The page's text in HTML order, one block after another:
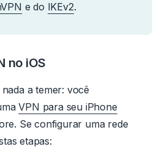
e do IKEv2.
no iOS
a temer: você
VPN para seu iPhone
Se configurar uma rede
etapas: